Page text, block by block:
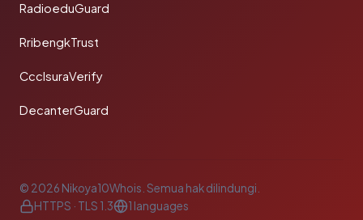
RadioeduGuard
RribengkTrust
CcclsuraVerify
DecanterGuard
© 2026 Nikoya10Whois. Semua hak dilindungi.
HTTPS · TLS 1.3
1 languages